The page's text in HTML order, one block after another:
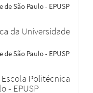
São Paulo - EPUSP
da Universidade
São Paulo - EPUSP
Escola Politécnica
- EPUSP